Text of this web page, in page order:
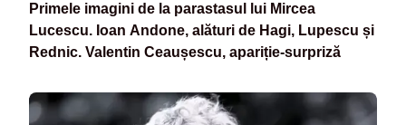
Primele imagini de la parastasul lui Mircea
Lucescu. Ioan Andone, alături de Hagi, Lupescu și
Rednic. Valentin Ceaușescu, apariție-surpriză